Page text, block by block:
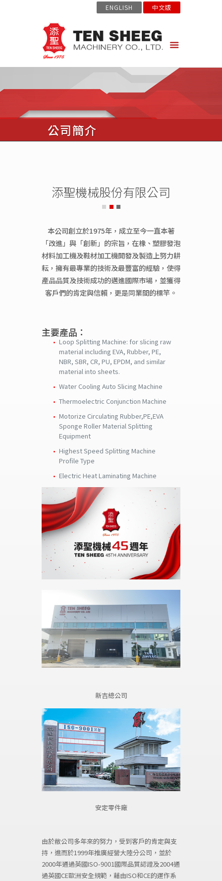
ENGLISH 中文版
公司簡介
添聖機械股份有限公司
本公司創立於1975年，成立至今一直本著
「改進」與「創新」的宗旨，在橡、塑膠發泡
材料加工機及鞋材加工機開發及製造上努力耕
耘，擁有最專業的技術及最豐富的經驗，使得
產品品質及技術成功的邁進國際市場，並獲得
客戶們的肯定與信賴，更是同業間的標竿。
主要產品：
Loop Splitting Machine: for slicing raw
material including EVA, Rubber, PE,
NBR, SBR, CR, PU, EPDM, and similar
material into sheets.
Water Cooling Auto Slicing Machine
Thermoelectric Conjunction Machine
Motorize Circulating Rubber,PE,EVA
Sponge Roller Material Splitting
Equipment
Highest Speed Splitting Machine
Profile Type
Electric Heat Laminating Machine
新吉總公司
安定零件廠
由於敝公司多年來的努力，受到客戶的肯定與支
持，進而於1999年推廣經營大陸分公司，並於
2000年通過英國ISO-9001國際品質認證及2004通
過英國CE歐洲安全規範，藉由ISO和CE的運作系